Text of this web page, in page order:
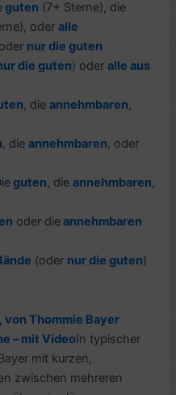
guten (7+ Sterne), die
oderalle
oder nur die guten
die guten) oderalle aus
, dieannehmbaren,
, dieannehmbaren, oder
guten, dieannehmbaren,
oder dieannehmbaren
(oder nur die guten)
Thommie Bayer
– mit Video In typischer
mit kurzen,
zwischen mehreren